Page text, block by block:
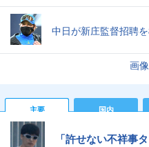
中日が新庄監督招聘
画
主要 国内
「許せない不祥事